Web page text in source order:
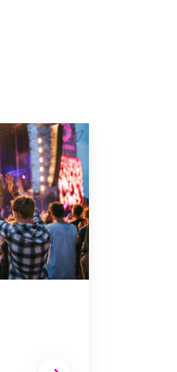
door (te) hard geluid”